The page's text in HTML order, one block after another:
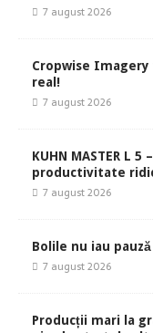
7 august 2026
Cropwise
real!
7 august 2026
KUHN MASTER L
productivitate
7 august 2026
Bolile nu iau
7 august 2026
Producții mari la